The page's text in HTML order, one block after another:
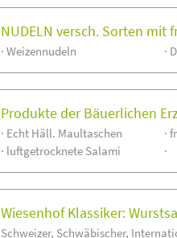
NUDELN versch. Sorten mit
· Weizennudeln ·
Produkte der Bäuerlichen
· Echt Häll. Maultaschen ·
· luftgetrocknete Salami
·
Wiesenhof Klassiker:
Schweizer, Schwäbischer,